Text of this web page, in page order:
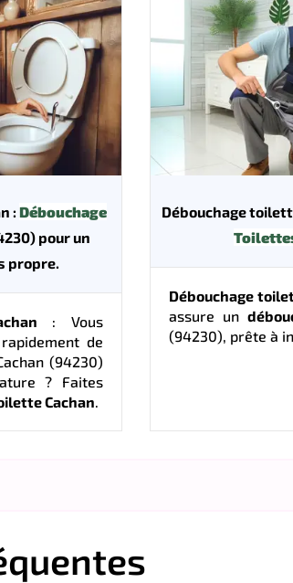
:Débouchage
pour un
propre.
: Vous
de
(94230)
? Faites
Cachan.
Débouchage
Débouchage
assure un
(94230), prête à